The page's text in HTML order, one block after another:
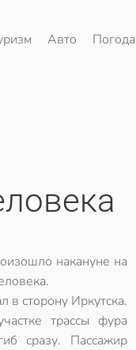
Авто Погода
накануне на
в сторону Иркутска.
трассы фура
сразу. Пассажир